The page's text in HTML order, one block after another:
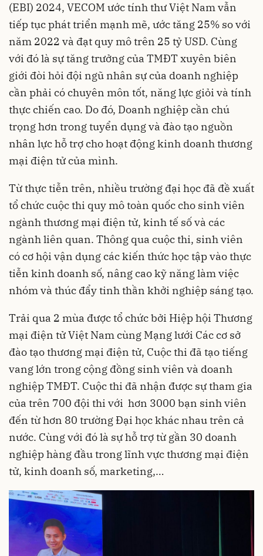
(EBI) 2024, VECOM ước tính thư Việt Nam vẫn
tiếp tục phát triển mạnh mẽ, ước tăng 25% so với
năm 2022 và đạt quy mô trên 25 tỷ USD. Cùng
với đó là sự tăng trưởng của TMĐT xuyên biên
giới đòi hỏi đội ngũ nhân sự của doanh nghiệp
cần phải có chuyên môn tốt, năng lực giỏi và tính
thực chiến cao. Do đó, Doanh nghiệp cần chú
trọng hơn trong tuyển dụng và đào tạo nguồn
nhân lực hỗ trợ cho hoạt động kinh doanh thương
mại điện tử của mình.
Từ thực tiễn trên, nhiều trường đại học đã đề xuất
tổ chức cuộc thi quy mô toàn quốc cho sinh viên
ngành thương mại điện tử, kinh tế số và các
ngành liên quan. Thông qua cuộc thi, sinh viên
có cơ hội vận dụng các kiến thức học tập vào thực
tiễn kinh doanh số, nâng cao kỹ năng làm việc
nhóm và thúc đẩy tinh thần khởi nghiệp sáng tạo.
Trải qua 2 mùa được tổ chức bởi Hiệp hội Thương
mại điện tử Việt Nam cùng Mạng lưới Các cơ sở
đào tạo thương mại điện tử, Cuộc thi đã tạo tiếng
vang lớn trong cộng đồng sinh viên và doanh
nghiệp TMĐT. Cuộc thi đã nhận được sự tham gia
của trên 700 đội thi với hơn 3000 bạn sinh viên
đến từ hơn 80 trường Đại học khác nhau trên cả
nước. Cùng với đó là sự hỗ trợ từ gần 30 doanh
nghiệp hàng đầu trong lĩnh vực thương mại điện
tử, kinh doanh số, marketing,…